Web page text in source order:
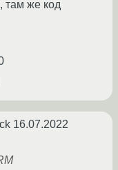
там же код
16.07.2022